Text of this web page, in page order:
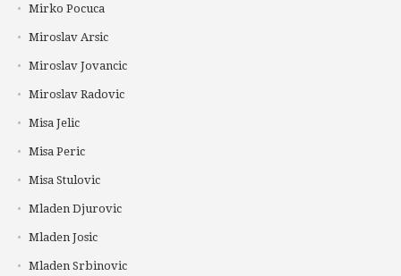
Mirko Pocuca
Miroslav Arsic
Miroslav Jovancic
Miroslav Radovic
Misa Jelic
Misa Peric
Misa Stulovic
Mladen Djurovic
Mladen Josic
Mladen Srbinovic